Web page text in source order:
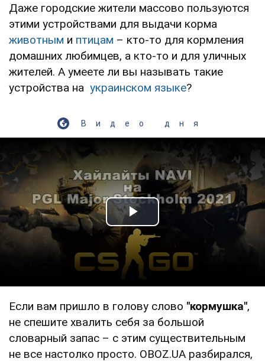
Даже городские жители массово пользуются
этими устройствами для выдачи корма
животным и птицам – кто-то для кормления
домашних любимцев, а кто-то и для уличных
жителей. А умеете ли вы называть такие
устройства на украинском языке?
Видео дня
Play Video
Если вам пришло в голову слово "кормушка",
не спешите хвалить себя за большой
словарный запас – с этим существительным
не все настолко просто. OBOZ.UA разбирался,